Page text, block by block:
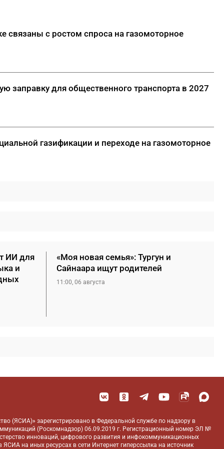
связаны с ростом спроса на газомоторное
заправку для общественного транспорта в 2027
газификации и переходе на газомоторное
ИИ для
и
«Моя новая семья»: Тургун и
Сайнаара ищут родителей
11:00, 06 августа
(ЯСИА)» зарегистрировано в Федеральной службе по надзору в
(Роскомнадзор) 06.09.2019 г. Регистрационный номер ЭЛ №
инноваций, цифрового развития и инфокоммуникационных
на иных ресурсах в сети Интернет гиперссылка на источник